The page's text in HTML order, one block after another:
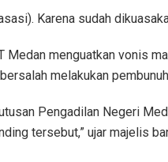
Karena sudah
Medan menguatkan vonis
melakukan
Pengadilan Negeri
tersebut,” ujar majelis